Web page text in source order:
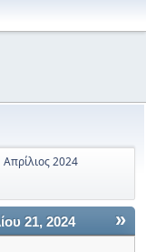
Απρίλιος 2024
»
21, 2024